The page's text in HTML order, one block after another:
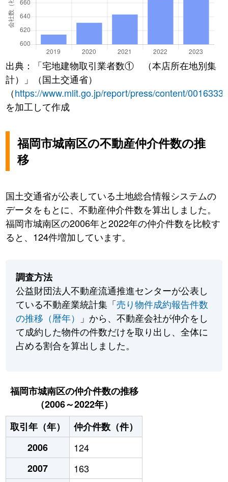
出典：「宅地建物取引業者数① （本店所在地別集
計）」（国土交通省）
（https://www.mlit.go.jp/report/press/content/
を加工して作成
福岡市城南区の不動産仲介件数の推
移
国土交通省が公表している土地総合情報システムの
データをもとに、不動産仲介件数を算出しました。
福岡市城南区の2006年と2022年の仲介件数を比較す
ると、124件増加しています。
調査方法
公益財団法人不動産流通推進センターが公表し
ている不動産業統計集「売り物件成約報告件数
の推移（暦年）
」から、不動産会社が仲介をし
て成約した物件の件数だけを取り出し、全体に
占める割合を算出しました。
福岡市城南区の仲介件数の推移
（2006～2022年）
取引年（年）
仲介件数（件）
2006
124
2007
163